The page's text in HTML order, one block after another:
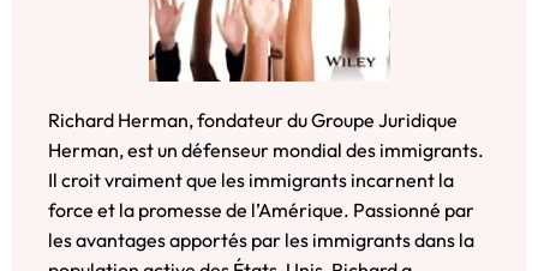
Richard Herman, fondateur du Groupe Juridique
Herman, est un défenseur mondial des immigrants.
Il croit vraiment que les immigrants incarnent la
force et la promesse de l’Amérique. Passionné par
les avantages apportés par les immigrants dans la